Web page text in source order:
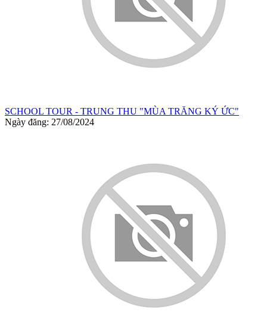
SCHOOL TOUR - TRUNG THU "MÙA TRĂNG KÝ ỨC"
Ngày đăng: 27/08/2024